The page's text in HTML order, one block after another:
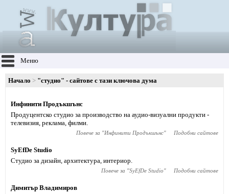
Меню
Начало "студио" - сайтове с тази ключова дума
Инфинити Продъкшънс
Продуцентско студио за производство на аудио-визуални продукти -
телевизия, реклама, филми.
Повече за "Инфинити Продъкшънс" Подобни сайтове
SyEfDe Studio
Студио за дизайн, архитектура, интериор.
Повече за "SyEfDe Studio" Подобни сайтове
Димитър Владимиров